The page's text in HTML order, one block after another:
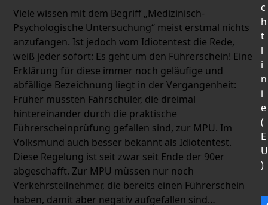
Viele wissen mit dem Begriff „Medizinisch-
Psychologische Untersuchung“ meist erstmal nichts
anzufangen. Ist jedoch vom Idiotentest die Rede,
weiß jeder sofort: Es geht um den Führerschein! Eine
Erklärung für diese immer noch geläufige und
abfällige Bezeichnung liegt in der Vergangenheit:
Früher mussten Fahrschüler, die dreimal
hintereinander durch die praktische
Führerscheinprüfung gefallen sind, zur MPU. Im
Volksmund auch besser bekannt als Idiotentest.
Diese Regelung ist seit zwar seit Ende der 90er
abgeschafft. Zur MPU müssen nur noch
Verkehrsteilnehmer, die bereits einen Führerschein
haben, damit aber negativ aufgefallen sind…
c
h
t
l
i
n
i
e
(
E
U
)